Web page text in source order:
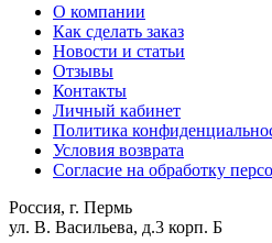
О компании
Как сделать заказ
Новости и статьи
Отзывы
Контакты
Личный кабинет
Политика
Условия возврата
Согласие на обработку
Россия, г. Пермь
ул. В. Васильева, д.3 корп. Б